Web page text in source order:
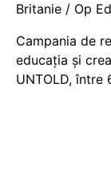
Britanie / Op
Campania de
educația și
UNTOLD, între